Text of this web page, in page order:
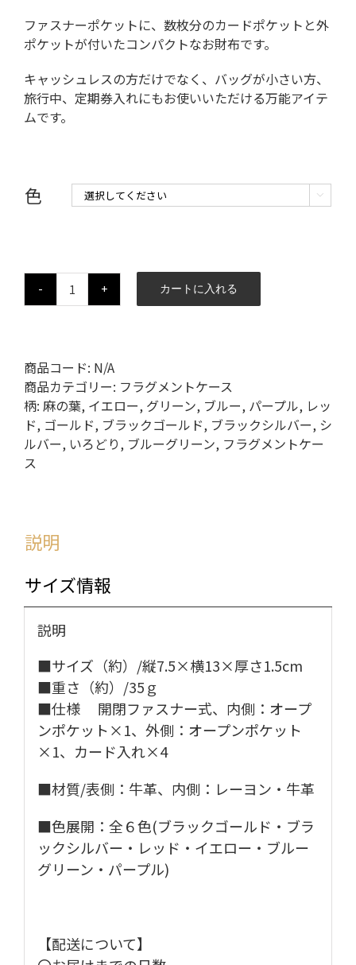
ファスナーポケットに、数枚分のカードポケットと外
ポケットが付いたコンパクトなお財布です。
キャッシュレスの方だけでなく、バッグが小さい方、
旅行中、定期券入れにもお使いいただける万能アイテ
ムです。
色 
数 カートに入れる
商品コード: N/A
商品カテゴリー: フラグメントケース
柄: 麻の葉, イエロー, グリーン, ブルー, パープル, レッ
ド, ゴールド, ブラックゴールド, ブラックシルバー, シ
ルバー, いろどり, ブルーグリーン, フラグメントケー
ス
説明
サイズ情報
説明
■サイズ（約）/縦7.5×横13×厚さ1.5cm
■重さ（約）/35ｇ
■仕様 開閉ファスナー式、内側：オープ
ンポケット×1、外側：オープンポケット
×1、カード入れ×4
■材質/表側：牛革、内側：レーヨン・牛革
■色展開：全６色(ブラックゴールド・ブラ
ックシルバー・レッド・イエロー・ブルー
グリーン・パープル)
【配送について】